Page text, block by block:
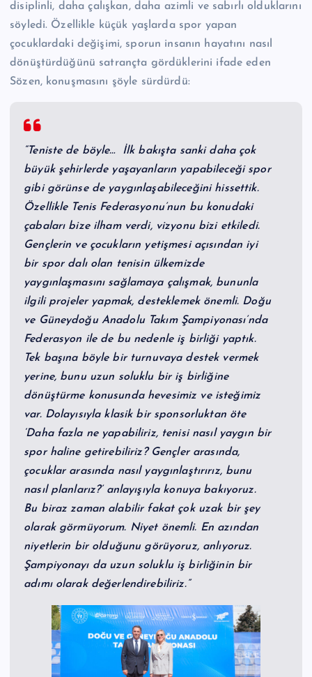
disiplinli, daha çalışkan, daha azimli ve sabırlı olduklarını
söyledi. Özellikle küçük yaşlarda spor yapan
çocuklardaki değişimi, sporun insanın hayatını nasıl
dönüştürdüğünü satrançta gördüklerini ifade eden
Sözen, konuşmasını şöyle sürdürdü:
“Teniste de böyle… İlk bakışta sanki daha çok
büyük şehirlerde yaşayanların yapabileceği spor
gibi görünse de yaygınlaşabileceğini hissettik.
Özellikle Tenis Federasyonu’nun bu konudaki
çabaları bize ilham verdi, vizyonu bizi etkiledi.
Gençlerin ve çocukların yetişmesi açısından iyi
bir spor dalı olan tenisin ülkemizde
yaygınlaşmasını sağlamaya çalışmak, bununla
ilgili projeler yapmak, desteklemek önemli. Doğu
ve Güneydoğu Anadolu Takım Şampiyonası’nda
Federasyon ile de bu nedenle iş birliği yaptık.
Tek başına böyle bir turnuvaya destek vermek
yerine, bunu uzun soluklu bir iş birliğine
dönüştürme konusunda hevesimiz ve isteğimiz
var. Dolayısıyla klasik bir sponsorluktan öte
‘Daha fazla ne yapabiliriz, tenisi nasıl yaygın bir
spor haline getirebiliriz? Gençler arasında,
çocuklar arasında nasıl yaygınlaştırırız, bunu
nasıl planlarız?’ anlayışıyla konuya bakıyoruz.
Bu biraz zaman alabilir fakat çok uzak bir şey
olarak görmüyorum. Niyet önemli. En azından
niyetlerin bir olduğunu görüyoruz, anlıyoruz.
Şampiyonayı da uzun soluklu iş birliğinin bir
adımı olarak değerlendirebiliriz.”